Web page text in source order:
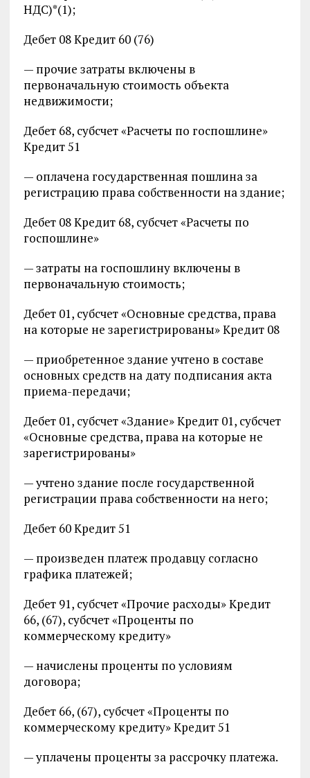
НДС)*(1);
Дебет 08 Кредит 60 (76)
— прочие затраты включены в
первоначальную стоимость объекта
недвижимости;
Дебет 68, субсчет «Расчеты по госпошлине»
Кредит 51
— оплачена государственная пошлина за
регистрацию права собственности на здание;
Дебет 08 Кредит 68, субсчет «Расчеты по
госпошлине»
— затраты на госпошлину включены в
первоначальную стоимость;
Дебет 01, субсчет «Основные средства, права
на которые не зарегистрированы» Кредит 08
— приобретенное здание учтено в составе
основных средств на дату подписания акта
приема-передачи;
Дебет 01, субсчет «Здание» Кредит 01, субсчет
«Основные средства, права на которые не
зарегистрированы»
— учтено здание после государственной
регистрации права собственности на него;
Дебет 60 Кредит 51
— произведен платеж продавцу согласно
графика платежей;
Дебет 91, субсчет «Прочие расходы» Кредит
66, (67), субсчет «Проценты по
коммерческому кредиту»
— начислены проценты по условиям
договора;
Дебет 66, (67), субсчет «Проценты по
коммерческому кредиту» Кредит 51
— уплачены проценты за рассрочку платежа.